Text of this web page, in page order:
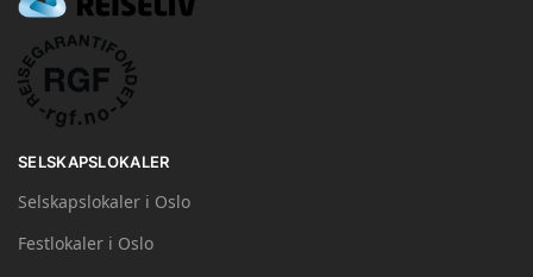
SELSKAPSLOKALER
Selskapslokaler i Oslo
Festlokaler i Oslo